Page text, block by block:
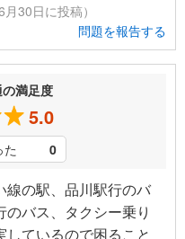
30日に投稿）
問題を報告する
満足度
5.0
0
線の駅、品川駅行のバ
バス、タクシー乗り
ているので困ること